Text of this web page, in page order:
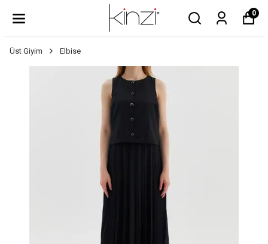
0
Üst Giyim Elbise